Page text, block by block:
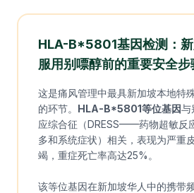
HLA-B*5801基因检测：
服用别嘌醇前的重要安全步
这是痛风管理中最具新加坡本地特
的环节。 HLA-B*5801等位基因与
应综合征（DRESS——药物超敏反
多和系统症状）相关，表现为严重
竭，重症死亡率高达25%。
该等位基因在新加坡华人中的携